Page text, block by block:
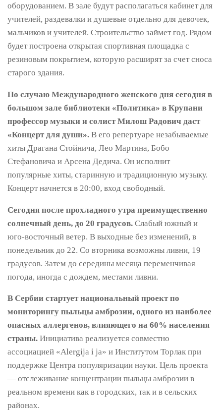
оборудованием. В зале будут располагаться кабинет для
учителей, раздевалки и душевые отдельно для девочек,
мальчиков и учителей. Строительство займет год. Рядом
будет построена открытая спортивная площадка с
резиновым покрытием, которую расширят за счет сноса
старого здания.
По случаю Международного женского дня сегодня в
большом зале библиотеки «Политика» в Крупани
профессор музыки и солист Милош Радович даст
«Концерт для души». В его репертуаре незабываемые
хиты Драгана Стойнича, Лео Мартина, Бобо
Стефановича и Арсена Дедича. Он исполнит
популярные хиты, старинную и традиционную музыку.
Концерт начнется в 20:00, вход свободный.
Сегодня после прохладного утра преимущественно
солнечный день, до 20 градусов. Слабый южный и
юго-восточный ветер. В выходные без изменений, в
понедельник до 22. Со вторника возможны ливни, 19
градусов. Затем до середины месяца переменчивая
погода, иногда с дождем, местами ливни.
В Сербии стартует национальный проект по
мониторингу пыльцы амброзии, одного из наиболее
опасных аллергенов, влияющего на 60% населения
страны. Инициатива реализуется совместно
ассоциацией «Alergija i ja» и Институтом Торлак при
поддержке Центра популяризации науки. Цель проекта
— отслеживание концентрации пыльцы амброзии в
реальном времени как в городских, так и в сельских
районах.